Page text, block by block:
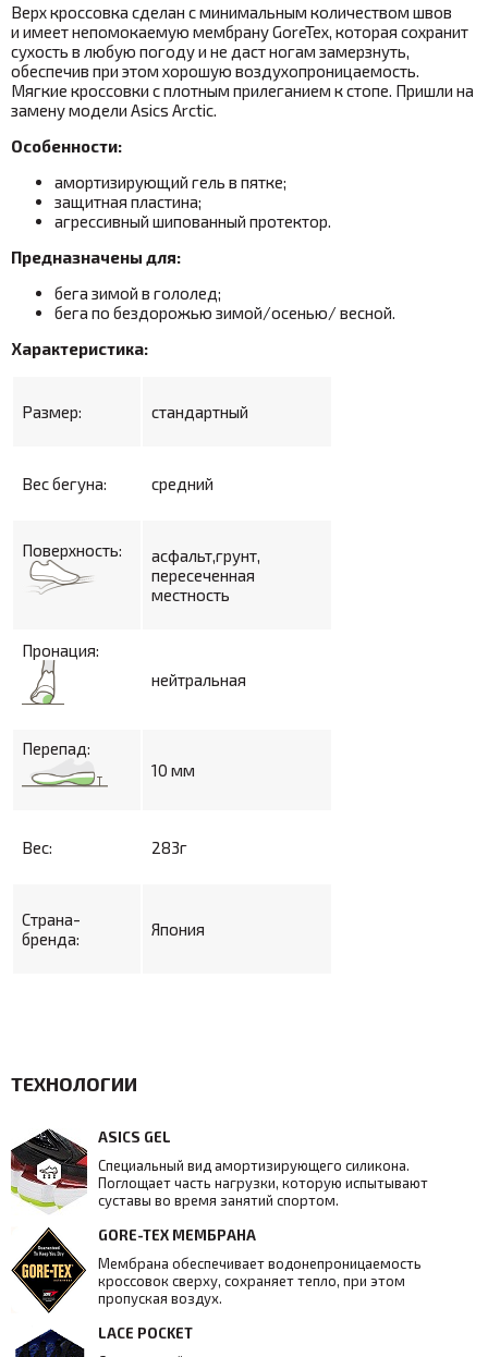
Верх кроссовка сделан с минимальным количеством швов
и имеет непомокаемую мембрану GoreTex, которая сохранит
сухость в любую погоду и не даст ногам замерзнуть,
обеспечив при этом хорошую воздухопроницаемость.
Мягкие кроссовки с плотным прилеганием к стопе. Пришли на
замену модели Asics Arctic.
Особенности:
амортизирующий гель в пятке;
защитная пластина;
агрессивный шипованный протектор.
Предназначены для:
бега зимой в гололед;
бега по бездорожью зимой/осенью/ весной.
Характеристика:
Размер: стандартный
Вес бегуна: средний
Поверхность:
асфальт,грунт,
пересеченная
местность
Пронация:
нейтральная
Перепад:
10 мм
Вес: 283г
Страна-
бренда:
Япония
ТЕХНОЛОГИИ
ASICS GEL
Специальный вид амортизирующего силикона.
Поглощает часть нагрузки, которую испытывают
суставы во время занятий спортом.
GORE-TEX МЕМБРАНА
Мембрана обеспечивает водонепроницаемость
кроссовок сверху, сохраняет тепло, при этом
пропуская воздух.
LACE POCKET